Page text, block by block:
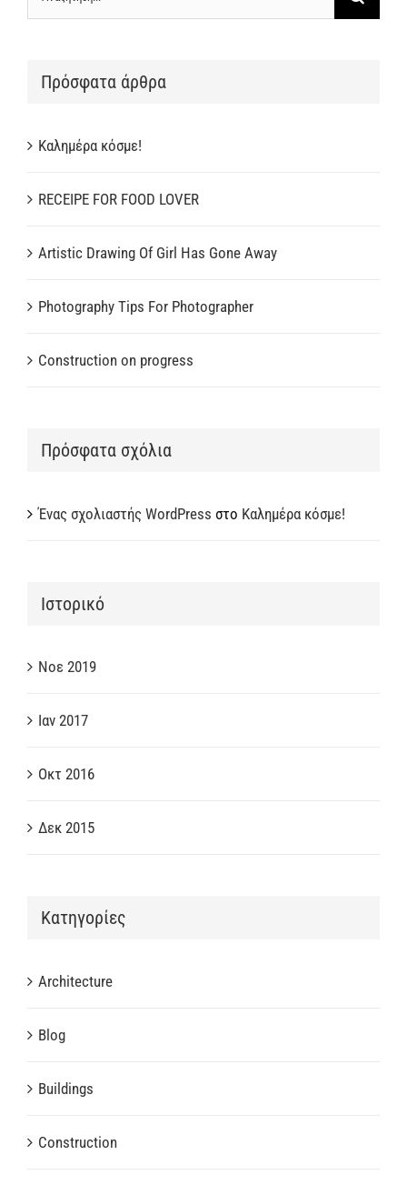
...
Πρόσφατα άρθρα
Καλημέρα κόσμε!
RECEIPE FOR FOOD LOVER
Artistic Drawing Of Girl Has Gone Away
Photography Tips For Photographer
Construction on progress
Πρόσφατα σχόλια
Ένας σχολιαστής WordPress στο Καλημέρα κόσμε!
Ιστορικό
Νοε 2019
Ιαν 2017
Οκτ 2016
Δεκ 2015
Kατηγορίες
Architecture
Blog
Buildings
Construction